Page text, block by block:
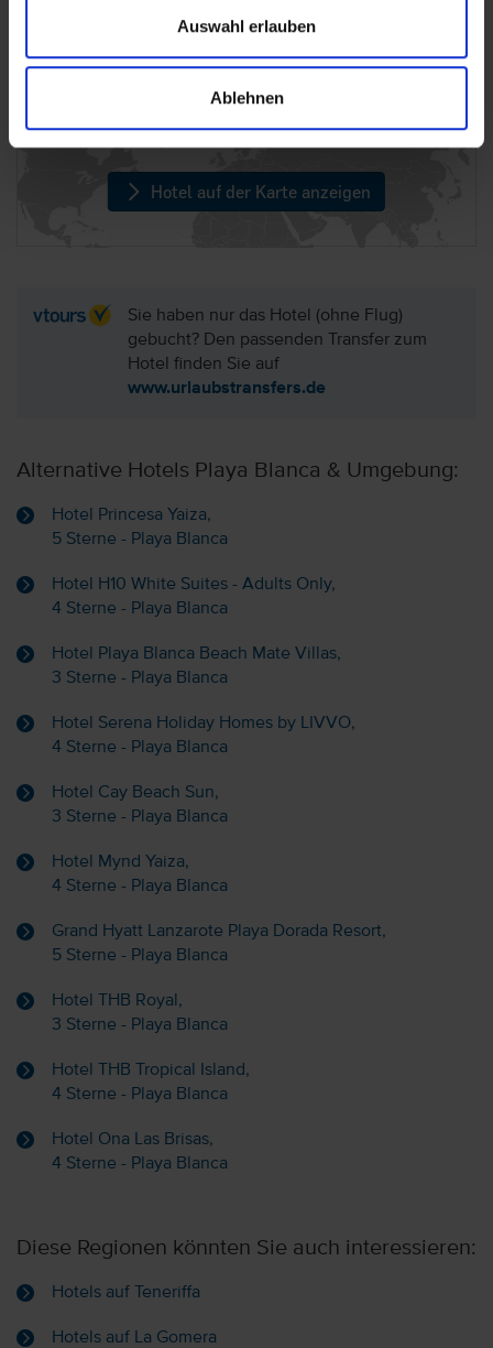
Auswahl erlauben
Ablehnen
Lage: Hotel H10 Lanzarote Princess, Lanzarote
Hotel auf der Karte anzeigen
Sie haben nur das Hotel (ohne Flug)
gebucht? Den passenden Transfer zum
Hotel finden Sie auf
www.urlaubstransfers.de
Alternative Hotels Playa Blanca & Umgebung:
Hotel Princesa Yaiza,
5 Sterne - Playa Blanca
Hotel H10 White Suites - Adults Only,
4 Sterne - Playa Blanca
Hotel Playa Blanca Beach Mate Villas,
3 Sterne - Playa Blanca
Hotel Serena Holiday Homes by LIVVO,
4 Sterne - Playa Blanca
Hotel Cay Beach Sun,
3 Sterne - Playa Blanca
Hotel Mynd Yaiza,
4 Sterne - Playa Blanca
Grand Hyatt Lanzarote Playa Dorada Resort,
5 Sterne - Playa Blanca
Hotel THB Royal,
3 Sterne - Playa Blanca
Hotel THB Tropical Island,
4 Sterne - Playa Blanca
Hotel Ona Las Brisas,
4 Sterne - Playa Blanca
Diese Regionen könnten Sie auch interessieren:
Hotels auf Teneriffa
Hotels auf La Gomera